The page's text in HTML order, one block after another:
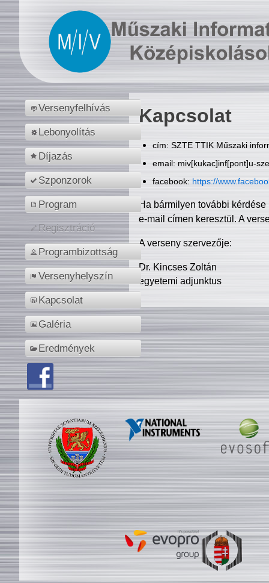
Versenyfelhívás
Lebonyolítás
Díjazás
Szponzorok
Program
Regisztráció
Programbizottság
Versenyhelyszín
Kapcsolat
Galéria
Eredmények
Kapcsolat
cím: SZTE TTIK Műszaki
email: miv[kukac]inf[pont]u-
facebook: https://
Ha bármilyen további
e-mail címen keresztül. A
A verseny szervezője:
Dr. Kincses Zoltán
egyetemi adjunktus